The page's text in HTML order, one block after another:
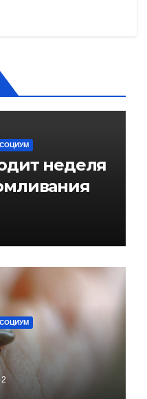
СОЦИУМ
неделя
СОЦИУМ